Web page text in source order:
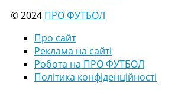
© 2024 ПРО ФУТБОЛ
Про сайт
Реклама на сайті
Робота на ПРО ФУТБОЛ
Політика конфіденційності